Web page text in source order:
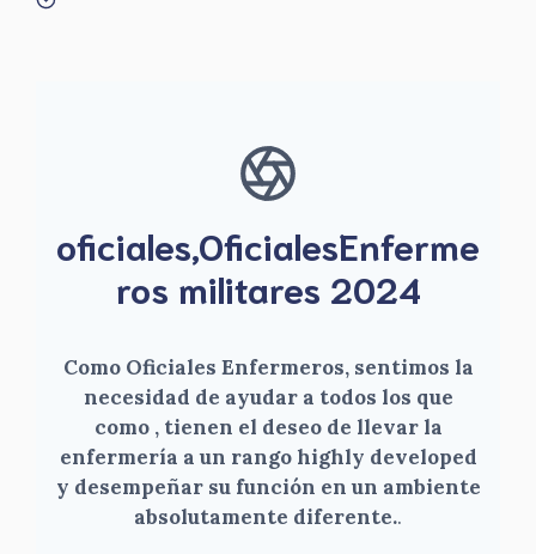
oficiales,OficialesEnferme
ros militares 2024
Como Oficiales Enfermeros, sentimos la
necesidad de ayudar a todos los que
como , tienen el deseo de llevar la
enfermería a un rango highly developed
y desempeñar su función en un ambiente
absolutamente diferente..